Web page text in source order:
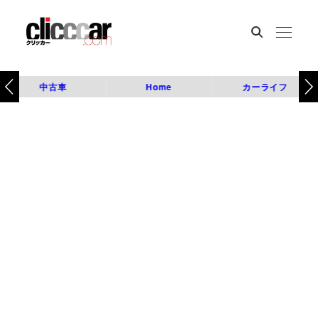
中古車 Home カーライフ